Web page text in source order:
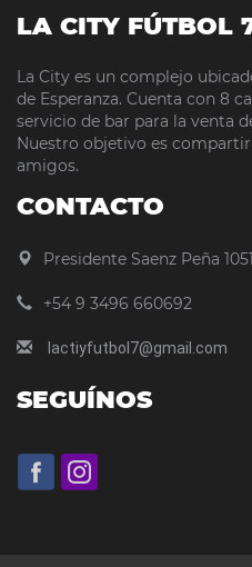
LA CITY FÚTBOL
La City es un complejo
de Esperanza. Cuenta con 8
servicio de bar para la venta
Nuestro objetivo es
amigos.
CONTACTO
Presidente Saenz Peña
+54 9 3496 660692
lactiyfutbol7@gmail.com
SEGUÍNOS